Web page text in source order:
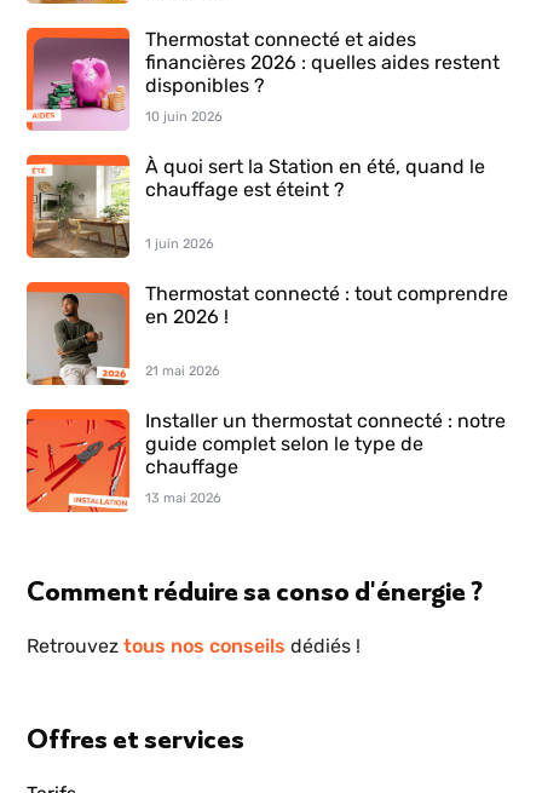
Thermostat connecté et aides
financières 2026 : quelles aides restent
disponibles ?
10 juin 2026
À quoi sert la Station en été, quand le
chauffage est éteint ?
1 juin 2026
Thermostat connecté : tout comprendre
en 2026 !
21 mai 2026
Installer un thermostat connecté : notre
guide complet selon le type de
chauffage
13 mai 2026
Comment réduire sa conso d'énergie ?
Retrouveztous nos conseils dédiés !
Offres et services